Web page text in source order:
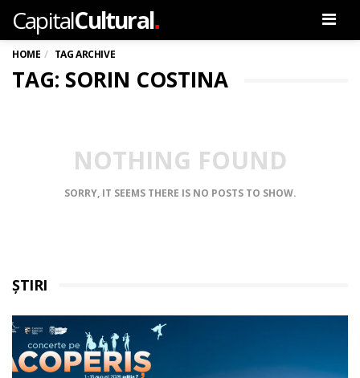
CapitalCultural.
HOME TAG ARCHIVE
TAG: SORIN COSTINA
NOTHING FOUND
SORRY, IT SEEMS THERE IS NO POSTS TO SHOW.
ȘTIRI